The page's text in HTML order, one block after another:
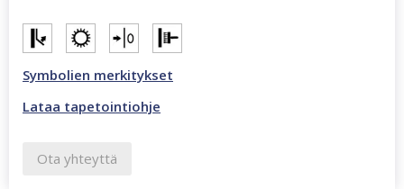
Symbolien merkitykset
Lataa tapetointiohje
Ota yhteyttä